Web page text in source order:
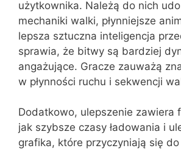
użytkownika. Należą do nich
mechaniki walki, płynniejsze
lepsza sztuczna inteligencja
sprawia, że bitwy są bardziej
angażujące. Gracze zauważą
w płynności ruchu i sekwencji
Dodatkowo, ulepszenie zawiera
jak szybsze czasy ładowania i
grafika, które przyczyniają się